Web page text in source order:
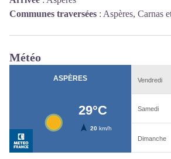
Communes traversées : Aspères, Carnas
Météo